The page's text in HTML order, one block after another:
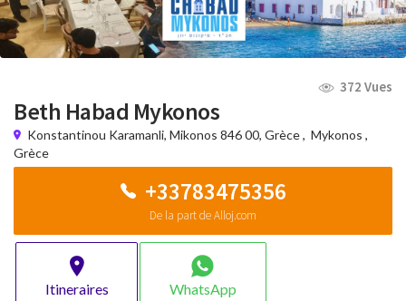
372 Vues
Beth Habad Mykonos
Konstantinou Karamanli, Mikonos 846 00, Grèce, Mykonos ,
Grèce
+33783475356
De la part de Alloj.com
Itineraires WhatsApp